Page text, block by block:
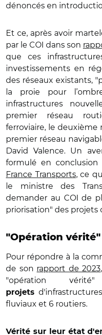
dénoncés en
Et ce, après avoir
par le COI dans son
que ces
investissements en
des réseaux existants,
la proie pour
infrastructures
premier réseau
ferroviaire, le deuxième
premier réseau
David Valence. Un
formulé en
France Transports, ce
le ministre des
demander au COI de
priorisation" des projets
"Opération vérité"
Pour répondre à la
de son rapport de 2023
"opération
projets
fluviaux et 6 routiers.
Vérité sur leur état